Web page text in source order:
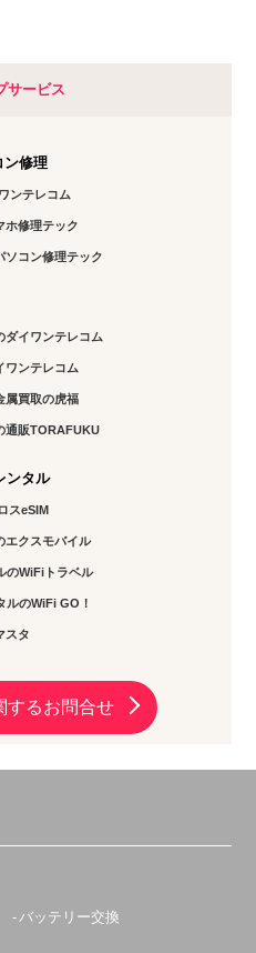
サービス
ン修理
ンテレコム
ホ修理テック
ソコン修理テック
ダイワンテレコム
ワンテレコム
属買取の虎福
通販TORAFUKU
ンタル
スeSIM
エクスモバイル
のWiFiトラベル
ルのWiFi GO！
スタ
するお問合せ
バッテリー交換